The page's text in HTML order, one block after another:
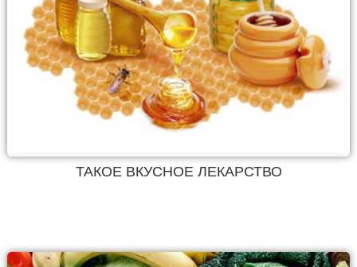
ТАКОЕ ВКУСНОЕ ЛЕКАРСТВО